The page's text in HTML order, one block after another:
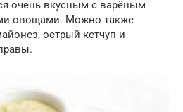
очень вкусным с варёным
овощами. Можно также
острый кетчуп и